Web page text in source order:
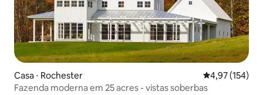
Casa ⋅ Rochester 4,97 de uma
4,97 (154)
Fazenda moderna em 25 acres - vistas soberbas